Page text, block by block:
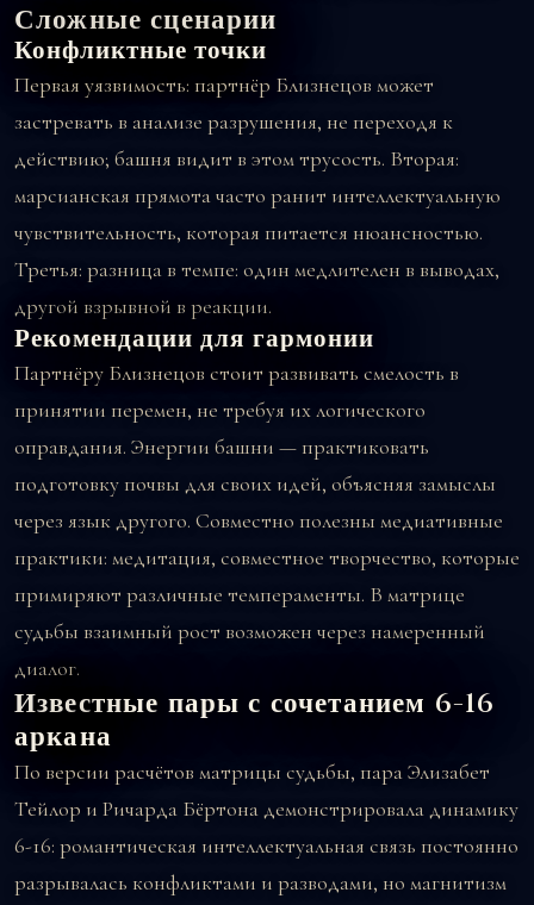
Сложные сценарии
Конфликтные точки
Первая уязвимость: партнёр Близнецов может
застревать в анализе разрушения, не переходя к
действию; башня видит в этом трусость. Вторая:
марсианская прямота часто ранит интеллектуальную
чувствительность, которая питается нюансностью.
Третья: разница в темпе: один медлителен в выводах,
другой взрывной в реакции.
Рекомендации для гармонии
Партнёру Близнецов стоит развивать смелость в
принятии перемен, не требуя их логического
оправдания. Энергии башни — практиковать
подготовку почвы для своих идей, объясняя замыслы
через язык другого. Совместно полезны медиативные
практики: медитация, совместное творчество, которые
примиряют различные темпераменты. В матрице
судьбы взаимный рост возможен через намеренный
диалог.
Известные пары с сочетанием 6-16
аркана
По версии расчётов матрицы судьбы, пара Элизабет
Тейлор и Ричарда Бёртона демонстрировала динамику
6-16: романтическая интеллектуальная связь постоянно
разрывалась конфликтами и разводами, но магнитизм